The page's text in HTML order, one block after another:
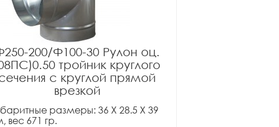
200/Ф100-30 Рулон оц.
тройник круглого
с круглой прямой
врезкой
размеры: 36 X 28.5 X 39
вес 671 гр.